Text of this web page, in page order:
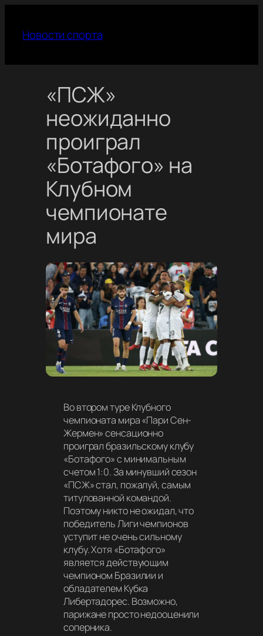
содержимому
Новости спорта
«ПСЖ»
неожиданно
проиграл
«Ботафого» на
Клубном
чемпионате
мира
Во втором туре Клубного
чемпионата мира «Пари Сен-
Жермен» сенсационно
проиграл бразильскому клубу
«Ботафого» с минимальным
счетом 1:0. За минувший сезон
«ПСЖ» стал, пожалуй, самым
титулованной командой.
Поэтому никто не ожидал, что
победитель Лиги чемпионов
уступит не очень сильному
клубу. Хотя «Ботафого»
является действующим
чемпионом Бразилии и
обладателем Кубка
Либертадорес. Возможно,
парижане просто недооценили
соперника.